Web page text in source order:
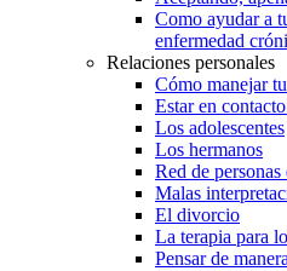
Como ayudar a
enfermedad
Relaciones personales
Cómo manejar
Estar en
Los adolescentes
Los hermanos
Red de
Malas
El divorcio
La terapia para
Pensar de